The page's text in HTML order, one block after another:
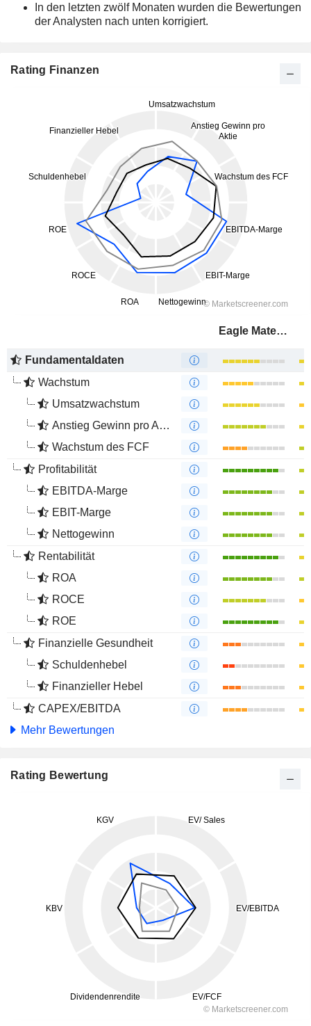
In den letzten zwölf Monaten wurden die Bewertungen
der Analysten nach unten korrigiert.
Rating Finanzen
Eagle Materials Inc.
Fundamentaldaten
Wachstum
Umsatzwachstum
Anstieg Gewinn pro Aktie
Wachstum des FCF
Profitabilität
EBITDA-Marge
EBIT-Marge
Nettogewinn
Rentabilität
ROA
ROCE
ROE
Finanzielle Gesundheit
Schuldenhebel
Finanzieller Hebel
CAPEX/EBITDA
Mehr Bewertungen
Rating Bewertung